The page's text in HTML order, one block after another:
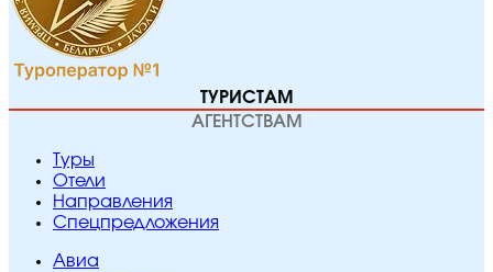
ТУРИСТАМ
АГЕНТСТВАМ
Туры
Отели
Направления
Спецпредложения
Авиа